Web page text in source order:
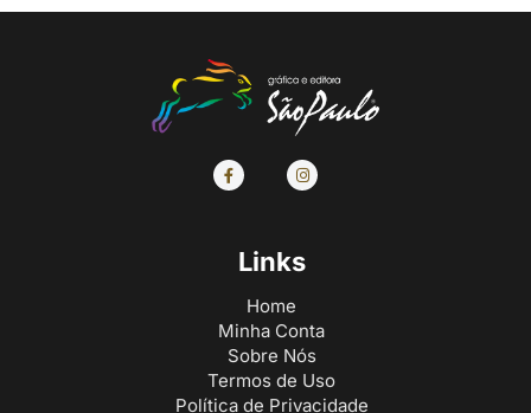
Links
Home
Minha Conta
Sobre Nós
Termos de Uso
Política de Privacidade